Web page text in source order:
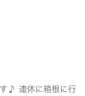
♪ 連休に箱根に行